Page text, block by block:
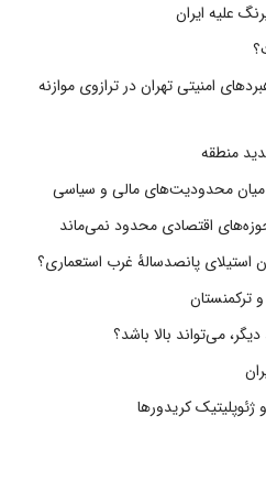
علیه ایران
امنیتی تهران در ترازوی موازنه
منطقه
میان محدودیت‌های مالی و سیاسی
اقتصادی محدود نمی‌ماند
استیلای پانصدسالۀ غرب استعماری؟
ترکمنستان
می‌تواند بالا باشد؟
کریدورها